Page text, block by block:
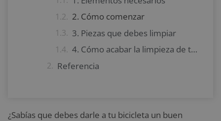
2. Cómo comenzar
3. Piezas que debes limpiar
4. Cómo acabar la limpieza de tu bicicleta
Referencia
¿Sabías que debes darle a tu bicicleta un buen